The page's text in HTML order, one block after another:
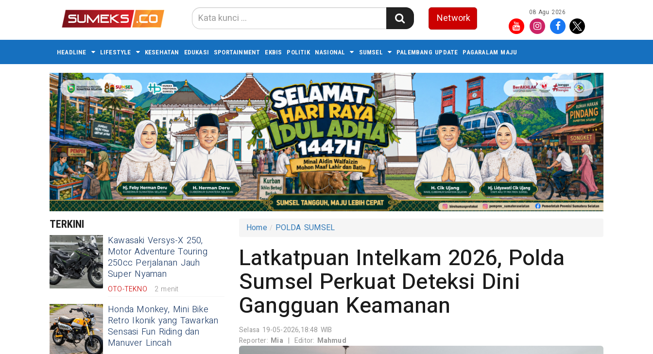
Network 08 Agu 2026
HEADLINE LIFESTYLE KESEHATAN EDUKASI SPORTAINMENT EKBIS POLITIK NASIONAL SUMSEL PALEMBANG UPDATE PAGARALAM MAJU
TERKINI
Kawasaki Versys-X 250,
Motor Adventure Touring
250cc Perjalanan Jauh
Super Nyaman
OTO-TEKNO 2 menit
Honda Monkey, Mini Bike
Retro Ikonik yang Tawarkan
Sensasi Fun Riding dan
Manuver Lincah
Home POLDA SUMSEL
Latkatpuan Intelkam 2026, Polda
Sumsel Perkuat Deteksi Dini
Gangguan Keamanan
Selasa 19-05-2026,18:48 WIB
Reporter: Mia | Editor: Mahmud